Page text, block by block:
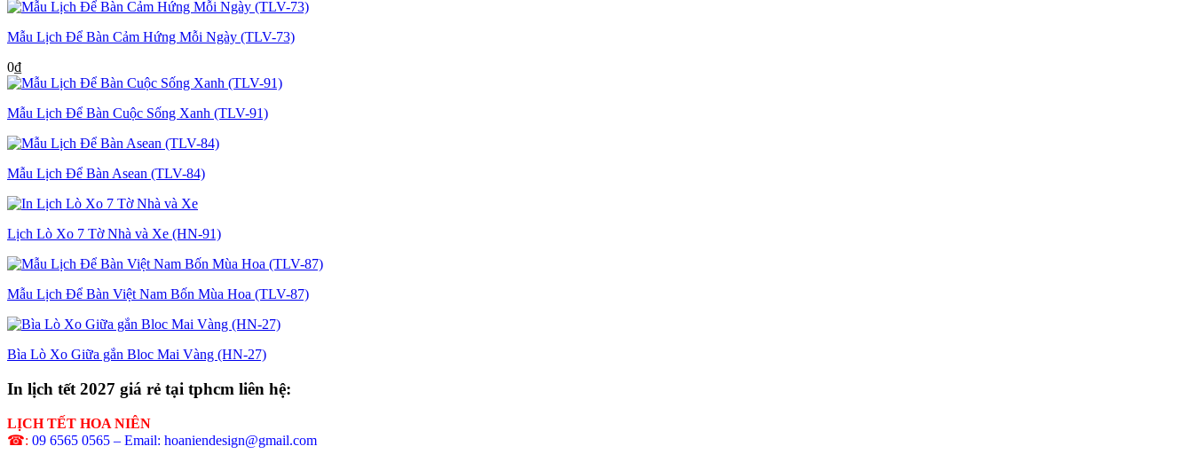
Mẫu Lịch Để Bàn Cảm Hứng Mỗi Ngày (TLV-73)
0₫
Mẫu Lịch Để Bàn Cuộc Sống Xanh (TLV-91)
Mẫu Lịch Để Bàn Asean (TLV-84)
Lịch Lò Xo 7 Tờ Nhà và Xe (HN-91)
Mẫu Lịch Để Bàn Việt Nam Bốn Mùa Hoa (TLV-87)
Bìa Lò Xo Giữa gắn Bloc Mai Vàng (HN-27)
In lịch tết 2027 giá rẻ tại tphcm liên hệ:
LỊCH TẾT HOA NIÊN
☎: 09 6565 0565 – Email: hoaniendesign@gmail.com